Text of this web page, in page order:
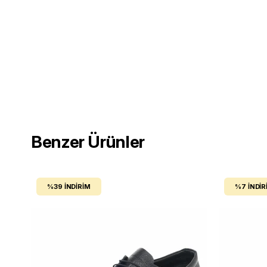
Benzer Ürünler
%39 İNDIRIM %7